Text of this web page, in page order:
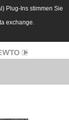
Plug-Ins stimmen Sie
exchange.